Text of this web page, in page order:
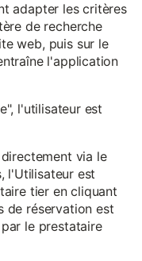
adapter les critères
de recherche
web, puis sur le
l'application
l'utilisateur est
via le
l'Utilisateur est
tier en cliquant
de réservation est
le prestataire